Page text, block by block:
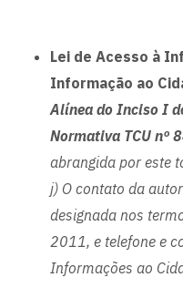
Lei de Acesso à
Informação ao
Alínea do Inciso I
Normativa TCU nº
abrangida por este
j) O contato da
designada nos
2011, e telefone e
Informações ao